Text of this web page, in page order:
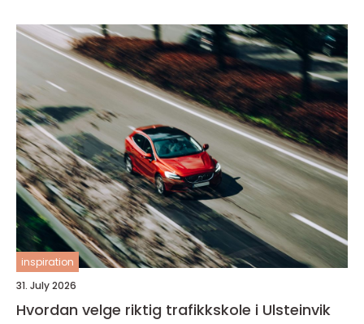
inspiration
31. July 2026
Hvordan velge riktig trafikkskole i Ulsteinvik